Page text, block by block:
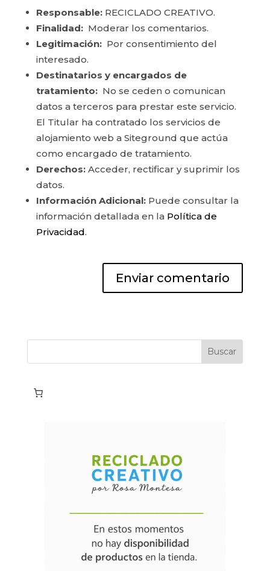
Responsable:RECICLADO CREATIVO.
Finalidad:Moderar los comentarios.
Legitimación:Por consentimiento del
interesado.
Destinatarios y encargados de
tratamiento:No se ceden o comunican
datos a terceros para prestar este servicio.
El Titular ha contratado los servicios de
alojamiento web a Siteground que actúa
como encargado de tratamiento.
Derechos:Acceder, rectificar y suprimir los
datos.
Información Adicional:Puede consultar la
información detallada en la Política de
Privacidad.